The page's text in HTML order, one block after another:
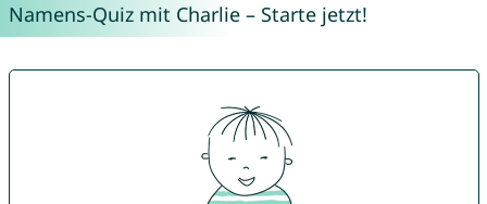
Namens-Quiz mit Charlie – Starte jetzt!